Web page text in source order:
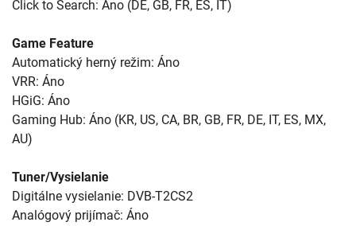
Click to Search: Áno (DE, GB, FR, ES, IT)
Game Feature
Automatický herný režim: Áno
VRR: Áno
HGiG: Áno
Gaming Hub: Áno (KR, US, CA, BR, GB, FR, DE, IT, ES, MX,
AU)
Tuner/Vysielanie
Digitálne vysielanie: DVB-T2CS2
Analógový prijímač: Áno